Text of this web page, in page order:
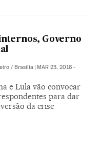
Governo
/ Brasília | MAR 23, 2016 -
e Lula vão convocar
para dar
da crise